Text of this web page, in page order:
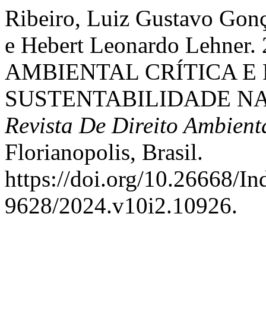
Ribeiro, Luiz Gustavo
e Hebert Leonardo
AMBIENTAL CRÍTICA E
SUSTENTABILIDADE
Revista De Direito
Florianopolis, Brasil.
https://doi.org/10.26668/
9628/2024.v10i2.10926.